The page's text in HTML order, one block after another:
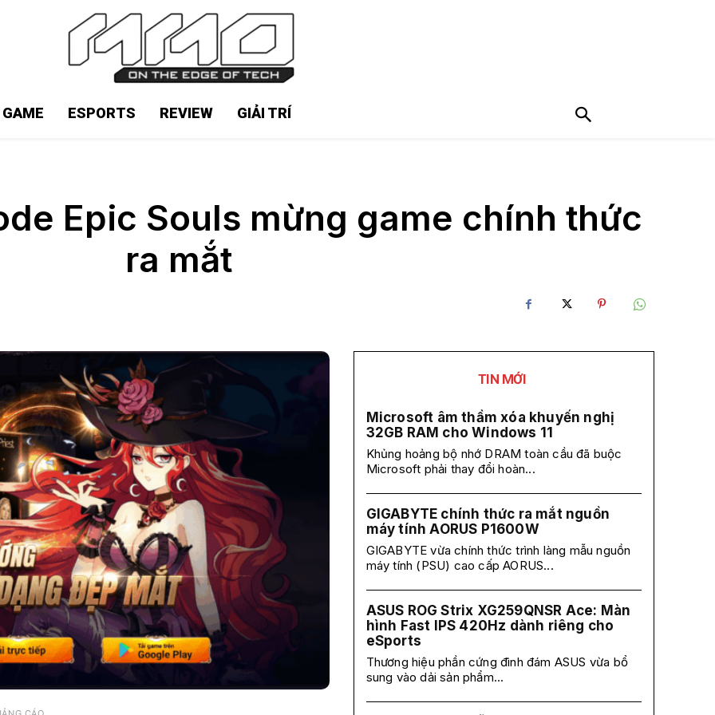
ESPORTS REVIEW GIẢI TRÍ
Epic Souls mừng game chính thức
ra mắt
TIN MỚI
Microsoft âm thầm xóa khuyến nghị
32GB RAM cho Windows 11
Khủng hoảng bộ nhớ DRAM toàn cầu đã buộc
Microsoft phải thay đổi hoàn...
GIGABYTE chính thức ra mắt nguồn
máy tính AORUS P1600W
GIGABYTE vừa chính thức trình làng mẫu nguồn
máy tính (PSU) cao cấp AORUS...
ASUS ROG Strix XG259QNSR Ace: Màn
hình Fast IPS 420Hz dành riêng cho
eSports
Thương hiệu phần cứng đình đám ASUS vừa bổ
sung vào dải sản phẩm...